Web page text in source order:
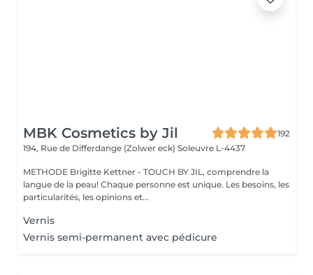
MBK Cosmetics by Jil
192
194, Rue de Differdange (Zolwer eck) Soleuvre L-4437
METHODE Brigitte Kettner - TOUCH BY JIL, comprendre la
langue de la peau! Chaque personne est unique. Les besoins, les
particularités, les opinions et...
Vernis
Vernis semi-permanent avec pédicure